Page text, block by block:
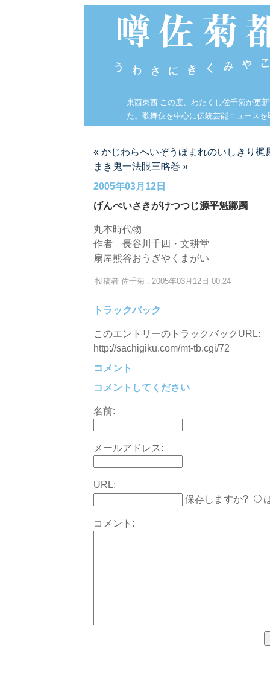
東西東西 この度、わたくし佐千菊が更
た。歌舞伎を中心に伝統芸能ニュース
« かじわらへいぞうほまれのいしきり梶
まき鬼一法眼三略巻 »
2005年03月12日
げんぺいさきがけつつじ源平魁躑躅
丸本時代物
作者 長谷川千四・文耕堂
扇屋熊谷おうぎやくまがい
投稿者 佐千菊 : 2005年03月12日 00:24
トラックバック
このエントリーのトラックバックURL:
http://sachigiku.com/mt-tb.cgi/72
コメント
コメントしてください
名前:
メールアドレス:
URL:
保存しますか?
コメント: